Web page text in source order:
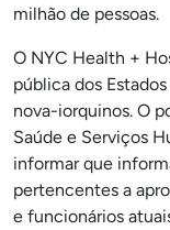
milhão de pessoas.
O NYC Health +
pública dos
nova-iorquinos. O
Saúde e Serviços
informar que
pertencentes a
e funcionários